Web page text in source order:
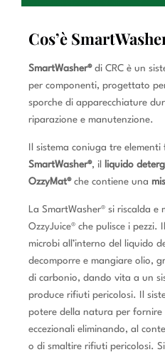
Cos’è
SmartWasher® di CRC è un
per componenti, progettato
sporche di apparecchiature
riparazione e manutenzione.
Il sistema coniuga tre
SmartWasher®, il liquido
OzzyMat® che contiene una
La SmartWasher® si riscalda
OzzyJuice® che pulisce i
microbi all’interno del liquido
decomporre e mangiare olio,
di carbonio, dando vita a un
produce rifiuti pericolosi. Il
potere della natura per fornire
eccezionali eliminando, al
o di smaltire rifiuti pericolosi.